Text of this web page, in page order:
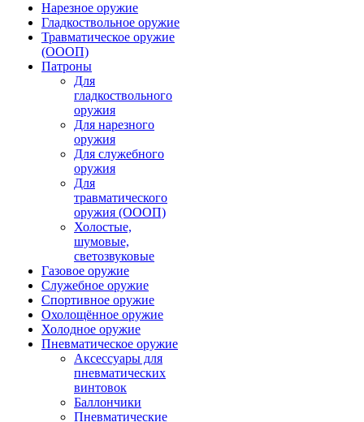
Нарезное оружие
Гладкоствольное оружие
Травматическое оружие
(ОООП)
Патроны
Для
гладкоствольного
оружия
Для нарезного
оружия
Для служебного
оружия
Для
травматического
оружия (ОООП)
Холостые,
шумовые,
светозвуковые
Газовое оружие
Служебное оружие
Спортивное оружие
Охолощённое оружие
Холодное оружие
Пневматическое оружие
Аксессуары для
пневматических
винтовок
Баллончики
Пневматические